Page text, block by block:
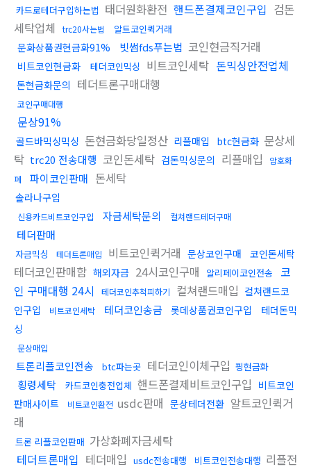
카드로테더구입하는법 태더원화환전 핸드폰결제코인구입 검돈
세탁업체
trc20사는법 알트코인퀵거래
문화상품권현금화91% 빗썸fds푸는법 코인현금직거래
비트코인현금화 테더코인믹싱 비트코인세탁 돈믹싱안전업체
돈현금화문의 테더트론구매대행
코인구매대행
문상91%
골드바믹싱믹싱 돈현금화당일정산 리플매입 btc현금화 문상세
탁 trc20 전송대행 코인돈세탁 검돈믹싱문의 리플매입
암호화
폐
파이코인판매 돈세탁
솔라나구입
신용카드비트코인구입 자금세탁문의 컬쳐랜드테더구매
테더판매
자금믹싱 테더트론매입 비트코인퀵거래 문상코인구매 코인돈세탁
테더코인판매함 해외자금 24시코인구매 알리페이코인전송
코
인 구매대행 24시
테더코인추척피하기 컬쳐랜드매입 컬쳐랜드코
인구입
비트코인세탁 테더코인송금 롯데상품권코인구입
테더돈믹
싱
문상매입
트론리플코인전송 btc파는곳 테더코인이체구입 핑현금화
횡령세탁 카드코인충전업체 핸드폰결제비트코인구입 비트코인
판매사이트
비트코인환전 usdc판매 문상테더전환 알트코인퀵거
래
트론 리플코인판매 가상화폐자금세탁
테더트론매입 테더매입 usdc전송대행 비트코인전송대행 리플전